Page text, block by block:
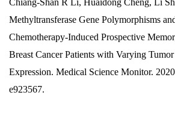
Methyltransferase Gene Polymorphisms
Chemotherapy-Induced Prospective
Breast Cancer Patients with Varying
Expression. Medical Science Monitor.
e923567.